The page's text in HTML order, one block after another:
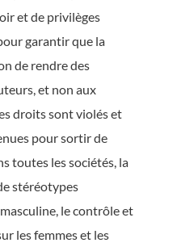
et de privilèges
garantir que la
de rendre des
et non aux
droits sont violés et
pour sortir de
toutes les sociétés, la
stéréotypes
le contrôle et
les femmes et les